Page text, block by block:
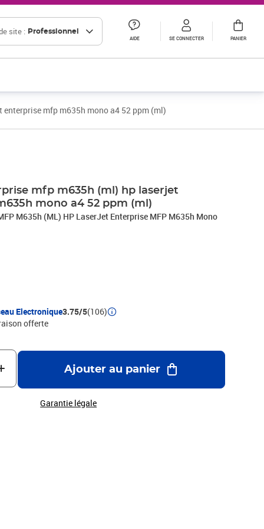
site : Professionnel
AIDE SE CONNECTER PANIER
mfp m635h mono a4 52 ppm (ml)
mfp m635h (ml) hp laserjet
mono a4 52 ppm (ml)
M635h (ML) HP LaserJet Enterprise MFP M635h Mono
Electronique3.75/5(106)
offerte
Ajouter au panier
Garantie légale